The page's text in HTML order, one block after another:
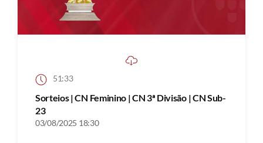
51:33
Sorteios | CN Feminino | CN 3ª Divisão | CN Sub-
23
03/08/2025 18:30